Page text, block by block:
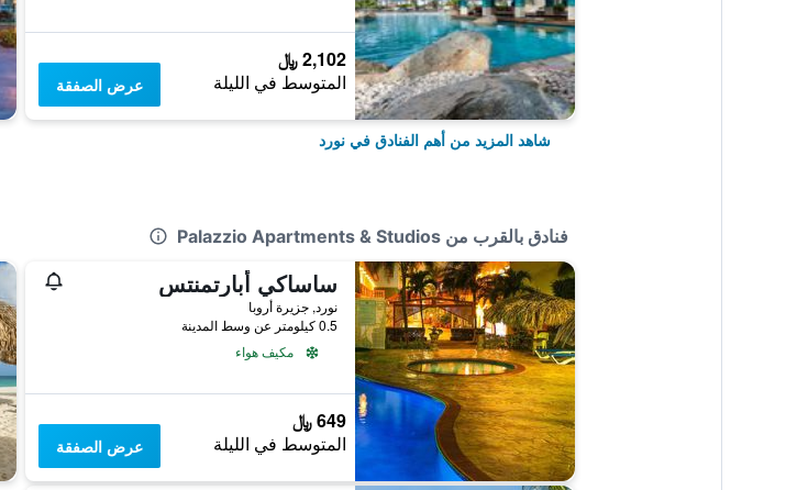
2,102 ﷼
المتوسط في الليلة عرض الصفقة
شاهد المزيد من أهم الفنادق في نورد
فنادق بالقرب من Palazzio Apartments & Studios
ساساكي أبارتمنتس
نورد, جزيرة أروبا
0.5 كيلومتر عن وسط المدينة
مكيف هواء
649 ﷼
المتوسط في الليلة عرض الصفقة